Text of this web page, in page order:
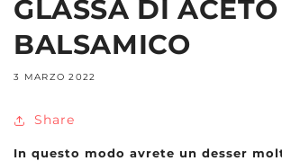
GLASSA DI ACETO
BALSAMICO
3 MARZO 2022
Share
In questo modo avrete un desser